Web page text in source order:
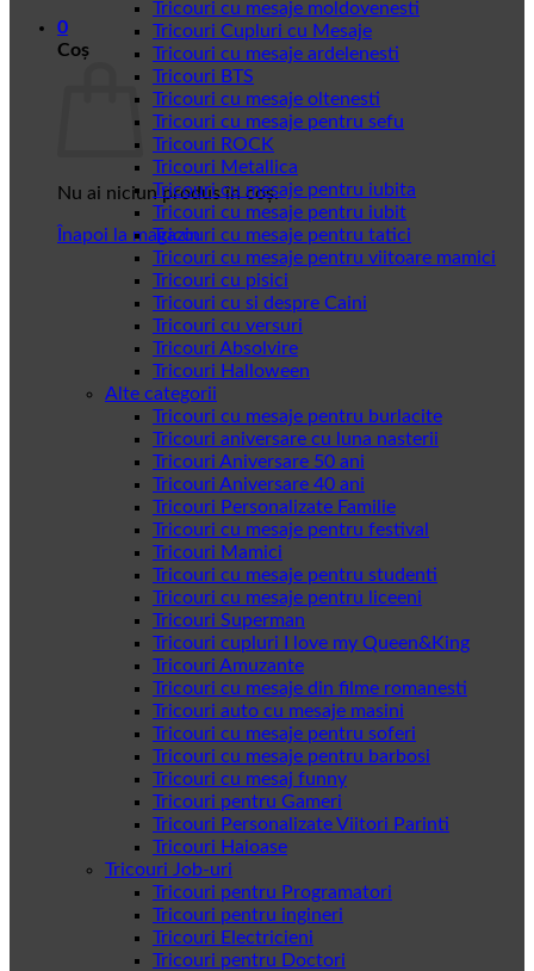
0
Coș
Nu ai niciun produs în coș.
Înapoi la magazin
Tricouri cu mesaje moldovenesti
Tricouri Cupluri cu Mesaje
Tricouri cu mesaje ardelenesti
Tricouri BTS
Tricouri cu mesaje oltenesti
Tricouri cu mesaje pentru sefu
Tricouri ROCK
Tricouri Metallica
Tricouri cu mesaje pentru iubita
Tricouri cu mesaje pentru iubit
Tricouri cu mesaje pentru tatici
Tricouri cu mesaje pentru viitoare mamici
Tricouri cu pisici
Tricouri cu si despre Caini
Tricouri cu versuri
Tricouri Absolvire
Tricouri Halloween
Alte categorii
Tricouri cu mesaje pentru burlacite
Tricouri aniversare cu luna nasterii
Tricouri Aniversare 50 ani
Tricouri Aniversare 40 ani
Tricouri Personalizate Familie
Tricouri cu mesaje pentru festival
Tricouri Mamici
Tricouri cu mesaje pentru studenti
Tricouri cu mesaje pentru liceeni
Tricouri Superman
Tricouri cupluri I love my Queen&King
Tricouri Amuzante
Tricouri cu mesaje din filme romanesti
Tricouri auto cu mesaje masini
Tricouri cu mesaje pentru soferi
Tricouri cu mesaje pentru barbosi
Tricouri cu mesaj funny
Tricouri pentru Gameri
Tricouri Personalizate Viitori Parinti
Tricouri Haioase
Tricouri Job-uri
Tricouri pentru Programatori
Tricouri pentru ingineri
Tricouri Electricieni
Tricouri pentru Doctori